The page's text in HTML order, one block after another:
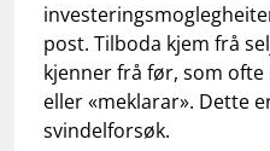
post. Tilboda kjem frå
kjenner frå før, som ofte
eller «meklarar». Dette
svindelforsøk.